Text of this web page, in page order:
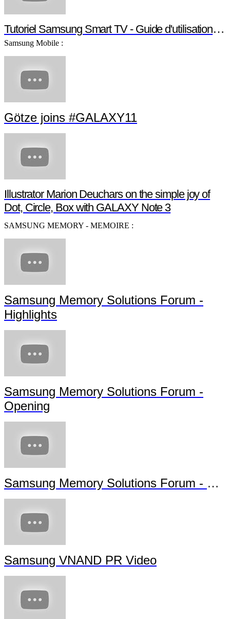
Tutoriel Samsung Smart TV - Guide d'utilisation Smart TV
Samsung Mobile :
Götze joins #GALAXY11
Illustrator Marion Deuchars on the simple joy of
Dot, Circle, Box with GALAXY Note 3
SAMSUNG MEMORY - MEMOIRE :
Samsung Memory Solutions Forum -
Highlights
Samsung Memory Solutions Forum -
Opening
Samsung Memory Solutions Forum - Future Technology
Samsung VNAND PR Video